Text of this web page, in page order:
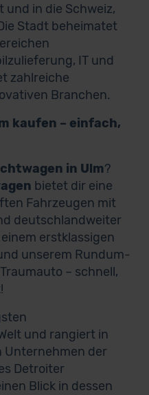
in die Schweiz,
Stadt beheimatet
IT und
zahlreiche
Branchen.
kaufen – einfach,
in Ulm?
bietet dir eine
Fahrzeugen mit
deutschlandweiter
erstklassigen
unserem Rundum-
– schnell,
und rangiert in
Unternehmen der
Detroiter
Blick in dessen